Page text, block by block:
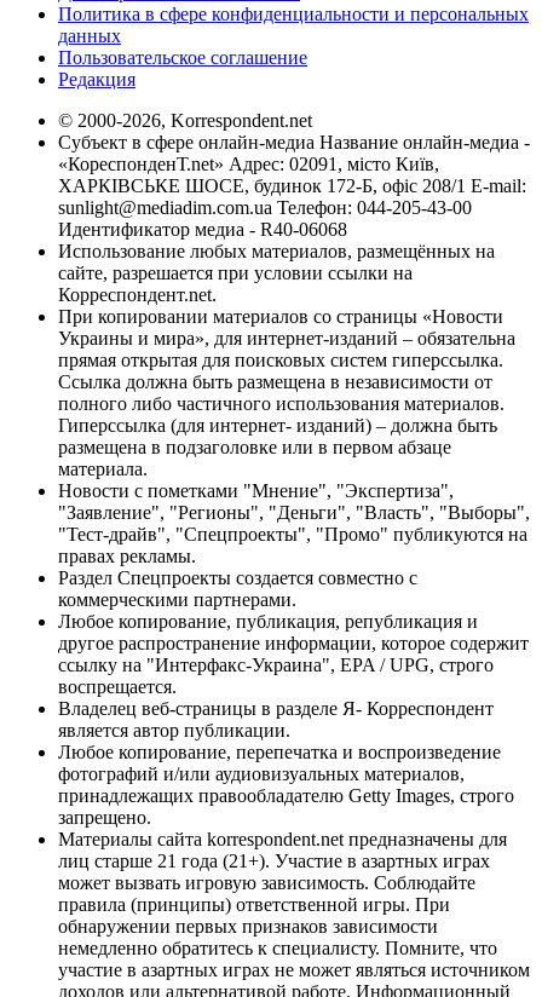
Политика в сфере конфиденциальности и персональных
данных
Пользовательское соглашение
Редакция
© 2000-2026, Korrespondent.net
Субъект в сфере онлайн-медиа Название онлайн-медиа -
«КореспонденТ.net» Адрес: 02091, місто Київ,
ХАРКІВСЬКЕ ШОСЕ, будинок 172-Б, офіс 208/1 E-mail:
sunlight@mediadim.com.ua Телефон: 044-205-43-00
Идентификатор медиа - R40-06068
Использование любых материалов, размещённых на
сайте, разрешается при условии ссылки на
Корреспондент.net.
При копировании материалов со страницы «Новости
Украины и мира», для интернет-изданий – обязательна
прямая открытая для поисковых систем гиперссылка.
Ссылка должна быть размещена в независимости от
полного либо частичного использования материалов.
Гиперссылка (для интернет- изданий) – должна быть
размещена в подзаголовке или в первом абзаце
материала.
Новости с пометками "Мнение", "Экспертиза",
"Заявление", "Регионы", "Деньги", "Власть", "Выборы",
"Тест-драйв", "Спецпроекты", "Промо" публикуются на
правах рекламы.
Раздел Спецпроекты создается совместно с
коммерческими партнерами.
Любое копирование, публикация, републикация и
другое распространение информации, которое содержит
ссылку на "Интерфакс-Украина", EPA / UPG, строго
воспрещается.
Владелец веб-страницы в разделе Я- Корреспондент
является автор публикации.
Любое копирование, перепечатка и воспроизведение
фотографий и/или аудиовизуальных материалов,
принадлежащих правообладателю Getty Images, строго
запрещено.
Материалы сайта korrespondent.net предназначены для
лиц старше 21 года (21+). Участие в азартных играх
может вызвать игровую зависимость. Соблюдайте
правила (принципы) ответственной игры. При
обнаружении первых признаков зависимости
немедленно обратитесь к специалисту. Помните, что
участие в азартных играх не может являться источником
доходов или альтернативой работе. Информационный